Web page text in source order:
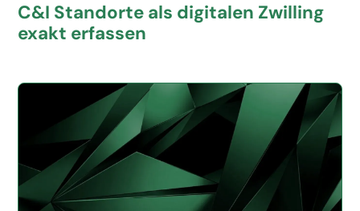
C&I Standorte als digitalen Zwilling
exakt erfassen